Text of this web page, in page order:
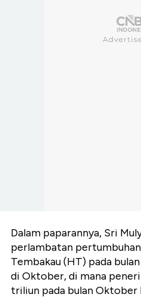
Dalam paparannya, Sri
perlambatan
Tembakau (HT) pada
di Oktober, di mana
triliun pada bulan Oktober